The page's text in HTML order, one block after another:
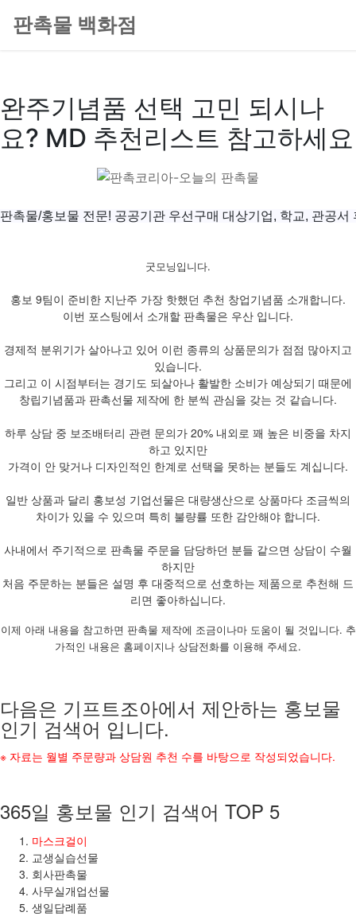
판촉물 백화점
완주기념품 선택 고민 되시나
요? MD 추천리스트 참고하세요
판촉물/홍보물 전문! 공공기관 우선구매 대상기업, 학교, 관공서
굿모닝입니다.
홍보 9팀이 준비한 지난주 가장 핫했던 추천 창업기념품 소개합니다.
이번 포스팅에서 소개할 판촉물은 우산 입니다.
경제적 분위기가 살아나고 있어 이런 종류의 상품문의가 점점 많아지고
있습니다.
그리고 이 시점부터는 경기도 되살아나 활발한 소비가 예상되기 때문에
창립기념품과 판촉선물 제작에 한 분씩 관심을 갖는 것 같습니다.
하루 상담 중 보조배터리 관련 문의가 20% 내외로 꽤 높은 비중을 차지
하고 있지만
가격이 안 맞거나 디자인적인 한계로 선택을 못하는 분들도 계십니다.
일반 상품과 달리 홍보성 기업선물은 대량생산으로 상품마다 조금씩의
차이가 있을 수 있으며 특히 불량률 또한 감안해야 합니다.
사내에서 주기적으로 판촉물 주문을 담당하던 분들 같으면 상담이 수월
하지만
처음 주문하는 분들은 설명 후 대중적으로 선호하는 제품으로 추천해 드
리면 좋아하십니다.
이제 아래 내용을 참고하면 판촉물 제작에 조금이나마 도움이 될 것입니다. 추
가적인 내용은 홈페이지나 상담전화를 이용해 주세요.
다음은 기프트조아에서 제안하는 홍보물
인기 검색어 입니다.
※ 자료는 월별 주문량과 상담원 추천 수를 바탕으로 작성되었습니다.
365일 홍보물 인기 검색어 TOP 5
마스크걸이
교생실습선물
회사판촉물
사무실개업선물
생일답례품